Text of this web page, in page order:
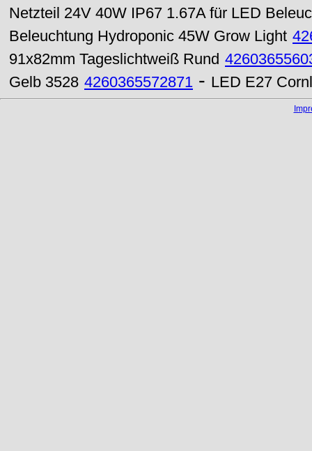
Netzteil 24V 40W IP67 1.67A für LED
Beleuchtung Hydroponic 45W Grow Light
91x82mm Tageslichtweiß Rund
Gelb 3528 4260365572871 - LED E27